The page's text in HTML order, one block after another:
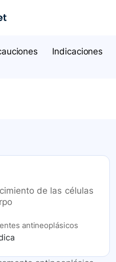
Indicaciones
de las células
antineoplásicos